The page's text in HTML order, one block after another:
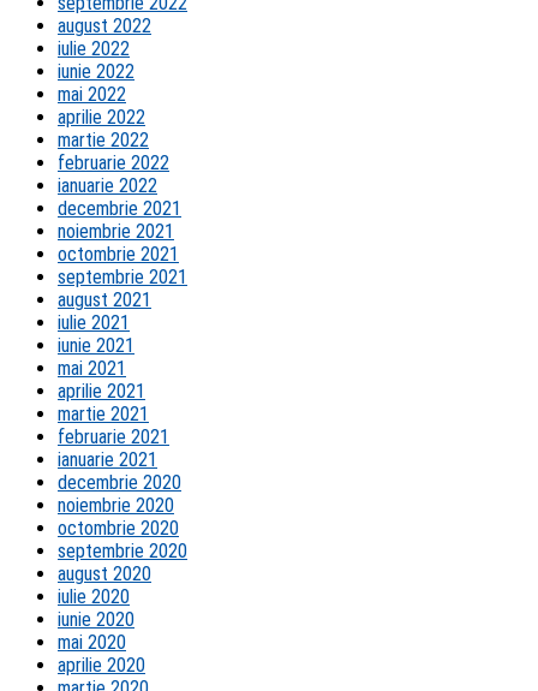
august 2022
iulie 2022
iunie 2022
mai 2022
aprilie 2022
martie 2022
februarie 2022
ianuarie 2022
decembrie 2021
noiembrie 2021
octombrie 2021
septembrie 2021
august 2021
iulie 2021
iunie 2021
mai 2021
aprilie 2021
martie 2021
februarie 2021
ianuarie 2021
decembrie 2020
noiembrie 2020
octombrie 2020
septembrie 2020
august 2020
iulie 2020
iunie 2020
mai 2020
aprilie 2020